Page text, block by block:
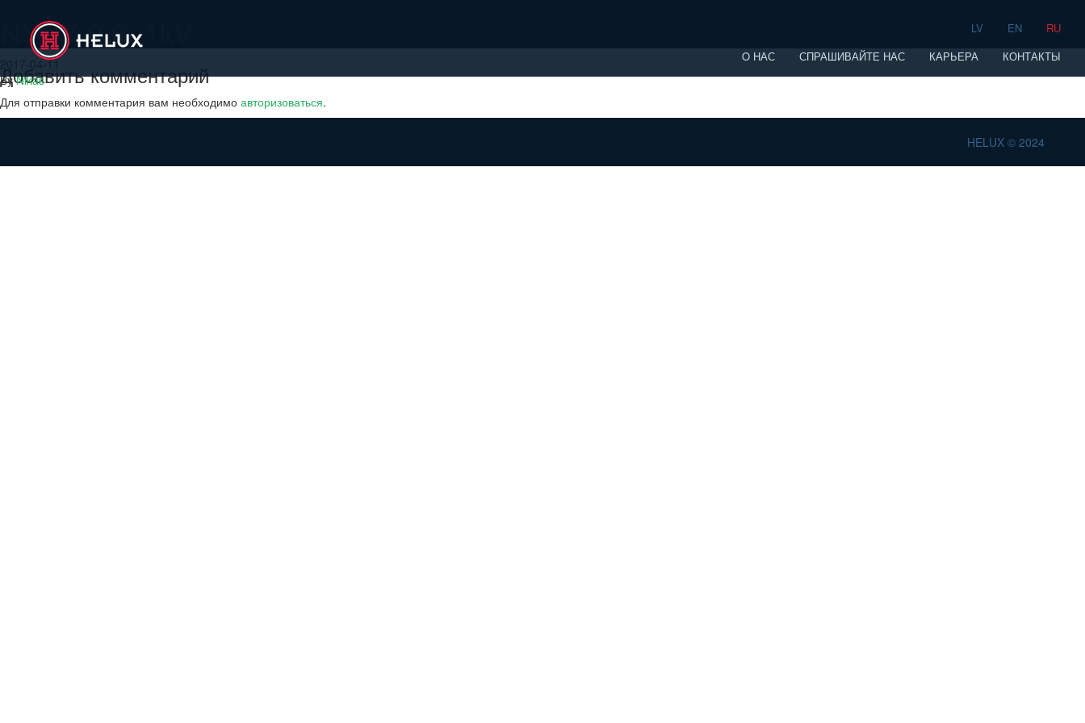
LV EN
RU
O НАС
СПРАШИВАЙТЕ НАС КАРЬЕРА КОНТАКТЫ
NYCY 0.6/ 1kV
2017-04-11
ByNikas
Добавить комментарий
Для отправки комментария вам необходимо авторизоваться.
HELUX © 2024